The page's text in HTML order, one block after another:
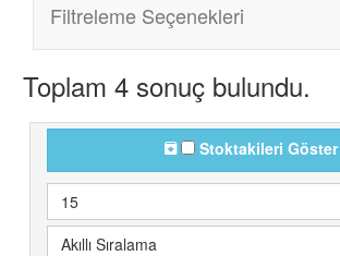
Filtreleme Seçenekleri
Toplam 4 sonuç bulundu.
Stoktakileri Göster
15
Akıllı Sıralama